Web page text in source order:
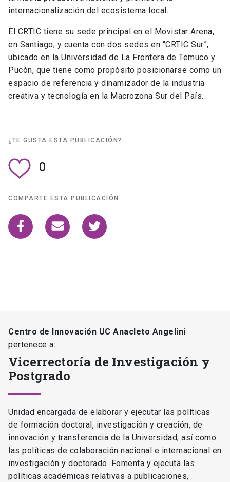
internacionalización del ecosistema local.
El CRTIC tiene su sede principal en el Movistar Arena,
en Santiago, y cuenta con dos sedes en “CRTIC Sur”,
ubicado en la Universidad de La Frontera de Temuco y
Pucón, que tiene como propósito posicionarse como un
espacio de referencia y dinamizador de la industria
creativa y tecnología en la Macrozona Sur del País.
¿TE GUSTA ESTA PUBLICACIÓN?
0
COMPARTE ESTA PUBLICACIÓN
Centro de Innovación UC Anacleto Angelini
pertenece a:
Vicerrectoría de Investigación y
Postgrado
Unidad encargada de elaborar y ejecutar las políticas
de formación doctoral, investigación y creación, de
innovación y transferencia de la Universidad; así como
las políticas de colaboración nacional e internacional en
investigación y doctorado. Fomenta y ejecuta las
políticas académicas relativas a publicaciones,